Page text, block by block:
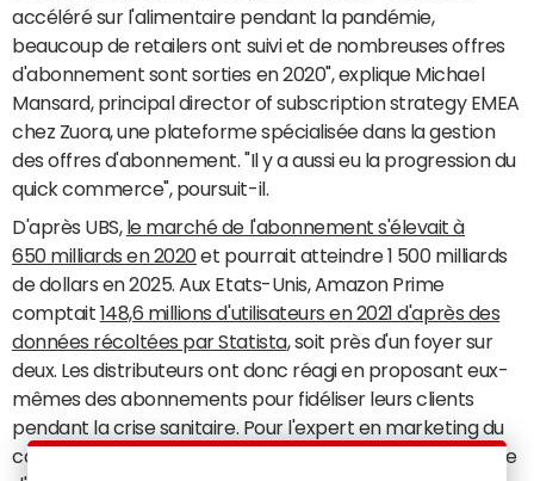
accéléré sur l'alimentaire pendant la pandémie,
beaucoup de retailers ont suivi et de nombreuses offres
d'abonnement sont sorties en 2020", explique Michael
Mansard, principal director of subscription strategy EMEA
chez Zuora, une plateforme spécialisée dans la gestion
des offres d'abonnement. "Il y a aussi eu la progression du
quick commerce", poursuit-il.
D'après UBS, le marché de l'abonnement s'élevait à
650 milliards en 2020et pourrait atteindre 1 500 milliards
de dollars en 2025. Aux Etats-Unis, Amazon Prime
comptait 148,6 millions d'utilisateurs en 2021 d'après des
données récoltées par Statista, soit près d'un foyer sur
deux. Les distributeurs ont donc réagi en proposant eux-
mêmes des abonnements pour fidéliser leurs clients
pendant la crise sanitaire. Pour l'expert en marketing du
commerce Frank Rosenthal, "face à Amazon, la stratégie